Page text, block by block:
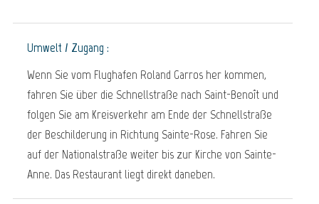
Umwelt / Zugang :
Wenn Sie vom Flughafen Roland Garros her kommen,
fahren Sie über die Schnellstraße nach Saint-Benoît und
folgen Sie am Kreisverkehr am Ende der Schnellstraße
der Beschilderung in Richtung Sainte-Rose. Fahren Sie
auf der Nationalstraße weiter bis zur Kirche von Sainte-
Anne. Das Restaurant liegt direkt daneben.